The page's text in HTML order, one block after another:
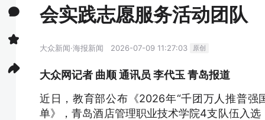
会实践志愿服务活动团队
大众新闻·海报新闻 2026-07-09 11:27:03 原创
大众网记者 曲顺 通讯员 李代玉 青岛报道
近日，教育部公布《2026年“千团万人推普强
单》，青岛酒店管理职业技术学院4支队伍入